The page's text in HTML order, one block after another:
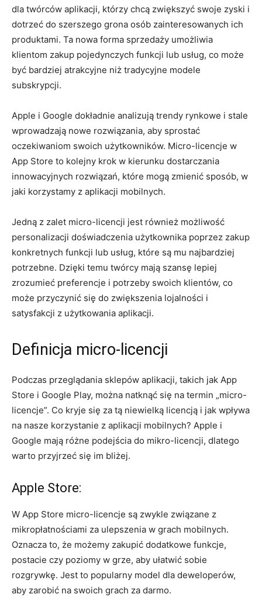
dla twórców ‌aplikacji, którzy chcą zwiększyć swoje zyski i
dotrzeć do szerszego grona osób zainteresowanych ich
produktami. ‍Ta nowa forma sprzedaży umożliwia
klientom zakup pojedynczych funkcji lub usług, co może​
być bardziej atrakcyjne‍ niż tradycyjne modele
subskrypcji.
Apple i Google dokładnie ⁤analizują trendy rynkowe i stale
wprowadzają nowe rozwiązania, ‍aby sprostać
oczekiwaniom swoich użytkowników. Micro-licencje w
App Store to kolejny⁣ krok w kierunku dostarczania
innowacyjnych rozwiązań, ⁣które mogą ⁤zmienić sposób, w
jaki‌ korzystamy z aplikacji mobilnych.
Jedną z zalet micro-licencji⁣ jest ​również możliwość
personalizacji doświadczenia użytkownika poprzez zakup
konkretnych funkcji lub usług,⁢ które są‌ mu najbardziej
potrzebne. Dzięki temu twórcy mają szansę lepiej
zrozumieć preferencje i potrzeby swoich klientów, co
może przyczynić ‌się do zwiększenia lojalności i
satysfakcji z użytkowania aplikacji.
Definicja micro-licencji
Podczas przeglądania ‍sklepów aplikacji, takich jak App
Store i Google Play, można natknąć się​ na termin „micro-
licencje”. Co ⁤kryje się za tą⁢ niewielką licencją i jak⁤ wpływa
na nasze korzystanie z aplikacji mobilnych? Apple i
Google mają różne ⁢podejścia do mikro-licencji, dlatego
warto przyjrzeć się im‌ bliżej.
Apple Store:
W App Store ⁢micro-licencje są zwykle związane z
mikropłatnościami za ulepszenia w grach ⁣mobilnych.
Oznacza to, ⁢że możemy zakupić dodatkowe funkcje,
postacie czy poziomy w grze, aby ułatwić sobie
rozgrywkę. Jest to popularny model‍ dla deweloperów,
aby zarobić na swoich grach za darmo.